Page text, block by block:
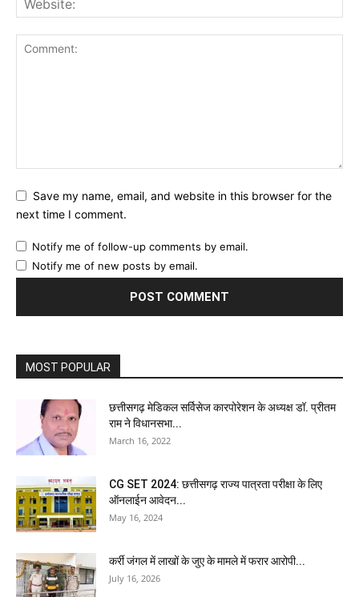
Save my name, email, and website in this browser for the
next time I comment.
Notify me of follow-up comments by email.
Notify me of new posts by email.
MOST POPULAR
छत्तीसगढ़ मेडिकल सर्विसेज कारपोरेशन के अध्यक्ष डॉ. प्रीतम
राम ने विधानसभा...
March 16, 2022
CG SET 2024: छत्तीसगढ़ राज्य पात्रता परीक्षा के लिए
ऑनलाईन आवेदन...
May 16, 2024
कर्री जंगल में लाखों के जुए के मामले में फरार आरोपी...
July 16, 2026